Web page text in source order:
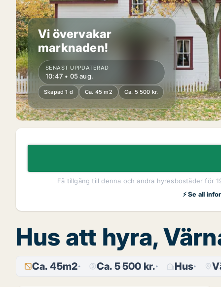
Vi övervakar
marknaden!
SENAST UPPDATERAD
10:47 • 05 aug.
Skapad 1 d Ca. 45 m2 Ca. 5 500 kr.
Få tillgång till denna och andra hyresbostäder för
⚡ Se all
Hus att hyra,
Ca. 45m2 Ca. 5 500 kr. Hus